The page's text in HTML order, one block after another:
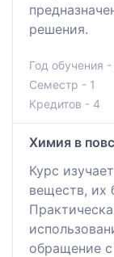
решения.
Год обучения -
Семестр - 1
Кредитов - 4
Химия в
Курс
веществ, их
обращение